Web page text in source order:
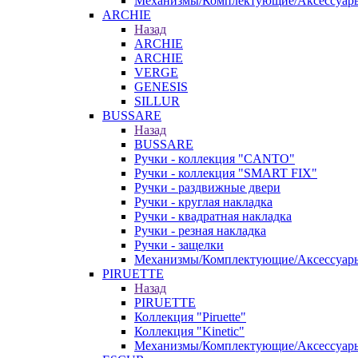
ARCHIE
Назад
ARCHIE
ARCHIE
VERGE
GENESIS
SILLUR
BUSSARE
Назад
BUSSARE
Ручки - коллекция "CANTO"
Ручки - коллекция "SMART FIX"
Ручки - раздвижные двери
Ручки - круглая накладка
Ручки - квадратная накладка
Ручки - резная накладка
Ручки - защелки
Механизмы/Комплектующие/
PIRUETTE
Назад
PIRUETTE
Коллекция "Piruette"
Коллекция "Kinetic"
Механизмы/Комплектующие/